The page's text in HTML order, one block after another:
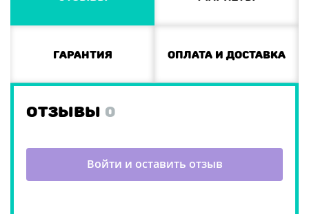
Гарантия Оплата и доставка
ОТЗЫВЫ 0
Войти и оставить отзыв